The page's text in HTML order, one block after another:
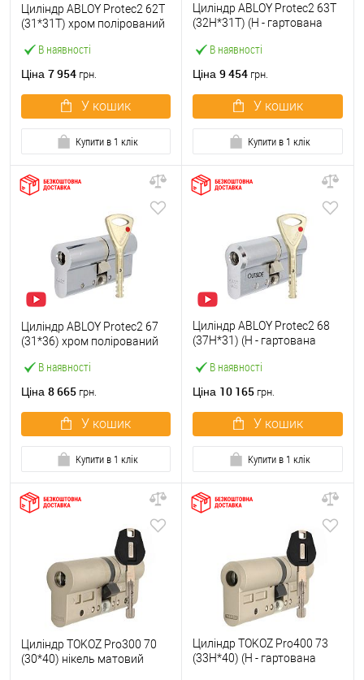
В наявності
Циліндр ABLOY Protec2 62T
(31*31T) хром полірований
Ціна 7 954 грн.
У кошик
Купити в 1 клік
В наявності
Циліндр ABLOY Protec2 63T
(32H*31T) (H - гартована
Ціна 9 454 грн.
У кошик
Купити в 1 клік
В наявності
Циліндр ABLOY Protec2 67
(31*36) хром полірований
Ціна 8 665 грн.
У кошик
Купити в 1 клік
В наявності
Циліндр ABLOY Protec2 68
(37H*31) (H - гартована
Ціна 10 165 грн.
У кошик
Купити в 1 клік
Циліндр TOKOZ Pro300 70
(30*40) нікель матовий
Циліндр TOKOZ Pro400 73
(33H*40) (H - гартована